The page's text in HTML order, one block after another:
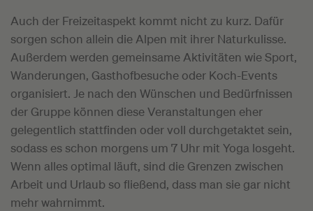
Auch der Freizeitaspekt kommt nicht zu kurz. Dafür
sorgen schon allein die Alpen mit ihrer Naturkulisse.
Außerdem werden gemeinsame Aktivitäten wie Sport,
Wanderungen, Gasthofbesuche oder Koch-Events
organisiert. Je nach den Wünschen und Bedürfnissen
der Gruppe können diese Veranstaltungen eher
gelegentlich stattfinden oder voll durchgetaktet sein,
sodass es schon morgens um 7 Uhr mit Yoga losgeht.
Wenn alles optimal läuft, sind die Grenzen zwischen
Arbeit und Urlaub so fließend, dass man sie gar nicht
mehr wahrnimmt.